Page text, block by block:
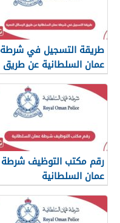
طريقة التسجيل في شرطة
عمان السلطانية عن طريق
الرسائل النصية
رقم مكتب التوظيف شرطة
عمان السلطانية